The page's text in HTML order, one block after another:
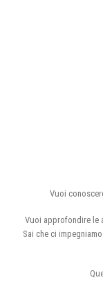
Vuoi
Vuoi approfondire le
Sai che ci